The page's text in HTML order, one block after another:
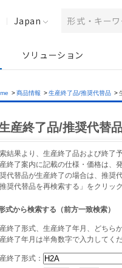
Japan
ソリューション
>商品情報 >生産終了品/推奨代替品 >
産終了品/推奨代替
結果より、生産終了品および終了
終了案内に記載の仕様・価格は、
代替品が生産終了の場合は、推奨
推奨代替品を再検索する」をクリッ
式から検索する（前方一致検索）
終了形式、生産終了年月、どちら
終了年月は半角数字で入力してくだ
終了形式：